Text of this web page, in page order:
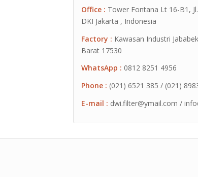
Office : Tower Fontana Lt 16-B1,
DKI Jakarta , Indonesia
Factory : Kawasan Industri
Barat 17530
WhatsApp : 0812 8251 4956
Phone : (021) 6521 385 / (021)
E-mail : dwi.filter@ymail.com /